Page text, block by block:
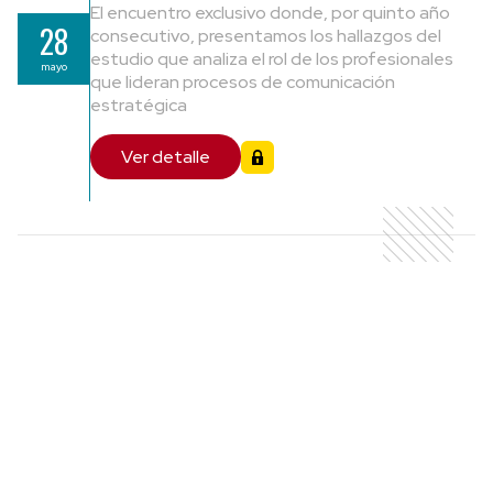
28
mayo
El encuentro exclusivo donde, por quinto año
consecutivo, presentamos los hallazgos del
estudio que analiza el rol de los profesionales
que lideran procesos de comunicación
estratégica
Ver detalle